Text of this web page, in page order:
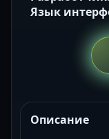
Язык
Описание